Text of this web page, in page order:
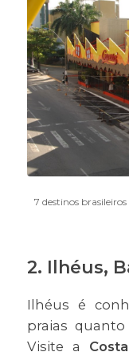
7 destinos
2. Ilhéus,
Ilhéus é
praias
Visite a